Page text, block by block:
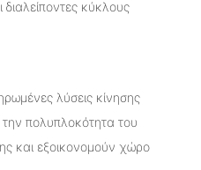
διαλείποντες κύκλους
λύσεις κίνησης
πολυπλοκότητα του
και εξοικονομούν χώρο